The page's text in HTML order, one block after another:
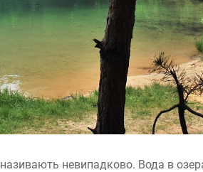
називають невипадково. Вода в